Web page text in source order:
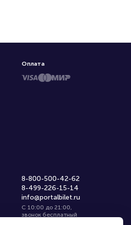
8-800-500-42-62
8-499-226-15-14
info@portalbilet.ru
С 10:00 до 21:00,
звонок бесплатный
Оплата